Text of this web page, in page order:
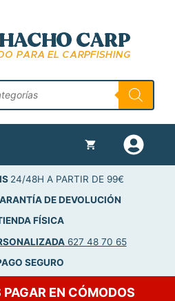
24/48H A PARTIR DE 99€
DE DEVOLUCIÓN
FÍSICA
627 48 70 65
SEGURO
PAGAR EN CÓMODOS